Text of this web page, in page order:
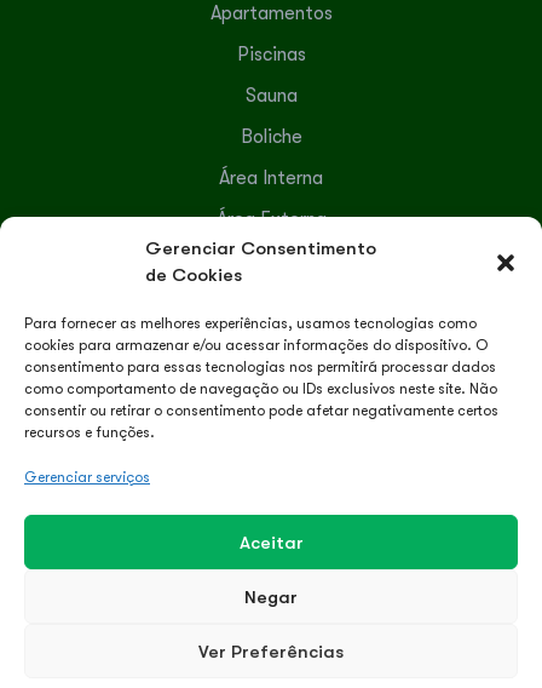
Gerenciar Consentimento
de Cookies
Para fornecer as melhores experiências, usamos tecnologias como
cookies para armazenar e/ou acessar informações do dispositivo. O
consentimento para essas tecnologias nos permitirá processar dados
como comportamento de navegação ou IDs exclusivos neste site. Não
consentir ou retirar o consentimento pode afetar negativamente certos
recursos e funções.
Gerenciar serviços
Aceitar
Negar
Ver Preferências
Apartamentos
Piscinas
Sauna
Boliche
Área Interna
Área Externa
Serviços Terceirizados
Lazer e Recreação
Recreação
Política de PrivacidadeTermos de Uso